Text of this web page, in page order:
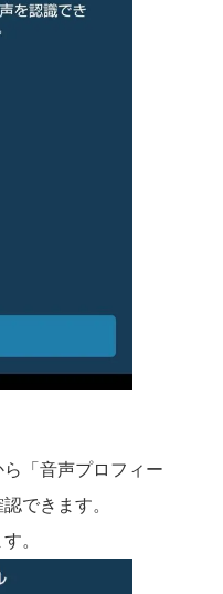
「音声プロフィー
できます。
。